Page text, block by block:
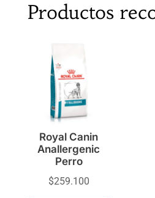
Productos
Royal Canin
Anallergenic
Perro
$259.100